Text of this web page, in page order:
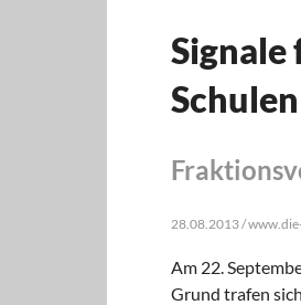
Signale
28.08.2013 /
Am 22.
Grund trafen